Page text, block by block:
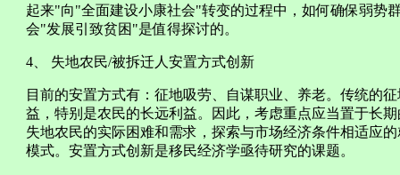
起来"向"全面建设小康社会"转变的过程中，如何确保弱势
会"发展引致贫困"是值得探讨的。
4、 失地农民/被拆迁人安置方式创新
目前的安置方式有：征地吸劳、自谋职业、养老。传统的
益，特别是农民的长远利益。因此，考虑重点应当置于长
失地农民的实际困难和需求，探索与市场经济条件相适应
模式。安置方式创新是移民经济学亟待研究的课题。